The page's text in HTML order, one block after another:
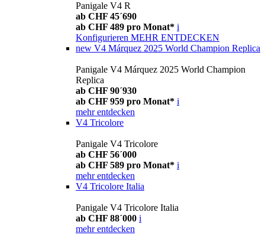
Panigale V4 R
ab CHF 45´690
ab CHF 489 pro Monat* i
Konfigurieren MEHR ENTDECKEN
new V4 Márquez 2025 World Champion Replica
Panigale V4 Márquez 2025 World Champion
Replica
ab CHF 90´930
ab CHF 959 pro Monat* i
mehr entdecken
V4 Tricolore
Panigale V4 Tricolore
ab CHF 56´000
ab CHF 589 pro Monat* i
mehr entdecken
V4 Tricolore Italia
Panigale V4 Tricolore Italia
ab CHF 88´000 i
mehr entdecken